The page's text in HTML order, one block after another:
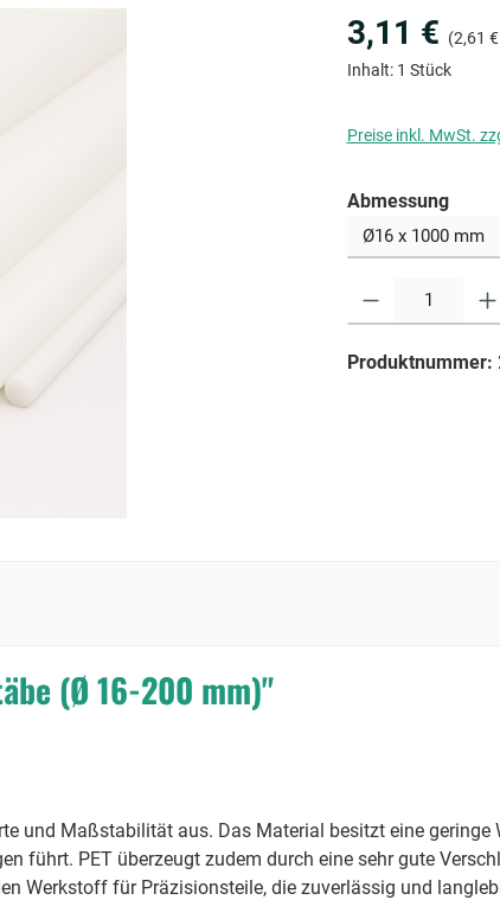
3,11 € (2,61
Inhalt: 1 Stück
Preise inkl. MwSt.
Abmessung
Produktnummer:
(Ø 16-200 mm)"
und Maßstabilität aus. Das Material besitzt eine
führt. PET überzeugt zudem durch eine sehr gute
Werkstoff für Präzisionsteile, die zuverlässig und